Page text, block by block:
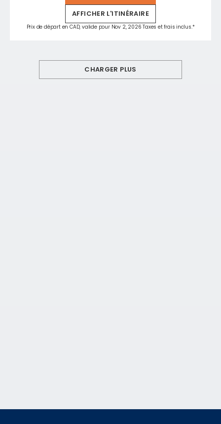
AFFICHER L'ITINÉRAIRE
Prix de départ en CAD, valide pour Nov 2, 2026 Taxes et frais inclus.*
CHARGER PLUS